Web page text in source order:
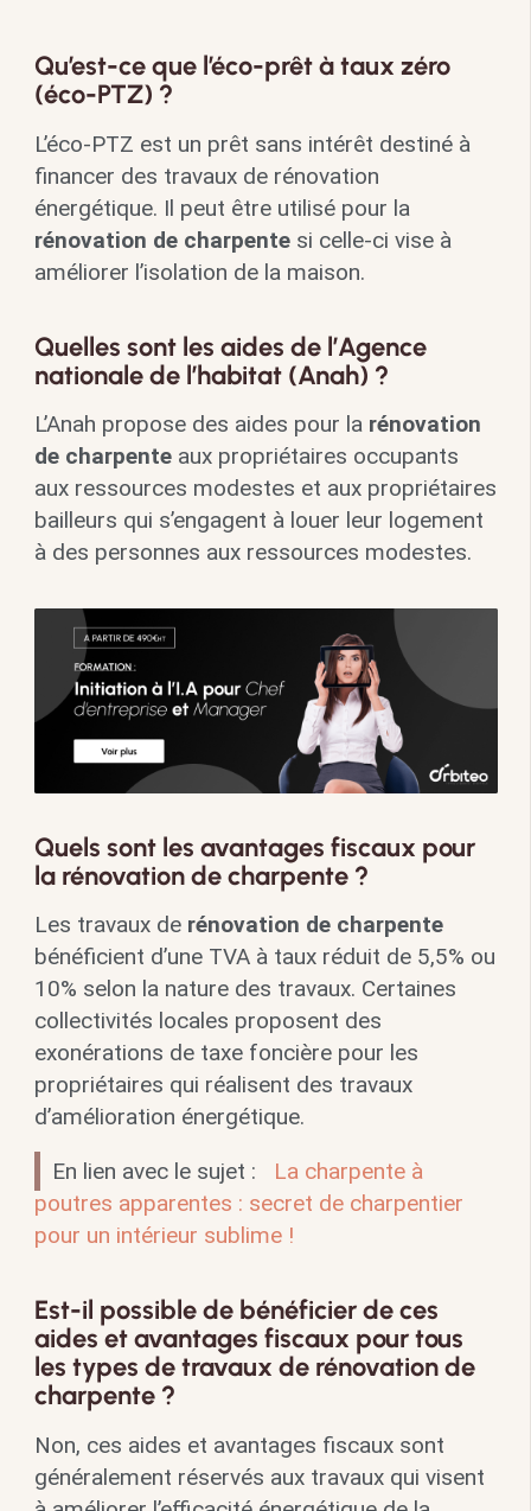
Qu’est-ce que l’éco-prêt à taux zéro
(éco-PTZ) ?
L’éco-PTZ est un prêt sans intérêt destiné à
financer des travaux de rénovation
énergétique. Il peut être utilisé pour la
rénovation de charpentesi celle-ci vise à
améliorer l’isolation de la maison.
Quelles sont les aides de l’Agence
nationale de l’habitat (Anah) ?
L’Anah propose des aides pour la rénovation
de charpenteaux propriétaires occupants
aux ressources modestes et aux propriétaires
bailleurs qui s’engagent à louer leur logement
à des personnes aux ressources modestes.
Quels sont les avantages fiscaux pour
la rénovation de charpente ?
Les travaux de rénovation de charpente
bénéficient d’une TVA à taux réduit de 5,5% ou
10% selon la nature des travaux. Certaines
collectivités locales proposent des
exonérations de taxe foncière pour les
propriétaires qui réalisent des travaux
d’amélioration énergétique.
En lien avec le sujet :
La charpente à
poutres apparentes : secret de charpentier
pour un intérieur sublime !
Est-il possible de bénéficier de ces
aides et avantages fiscaux pour tous
les types de travaux de rénovation de
charpente ?
Non, ces aides et avantages fiscaux sont
généralement réservés aux travaux qui visent